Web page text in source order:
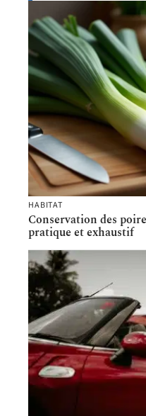
HABITAT
Conservation des
pratique et exhaustif